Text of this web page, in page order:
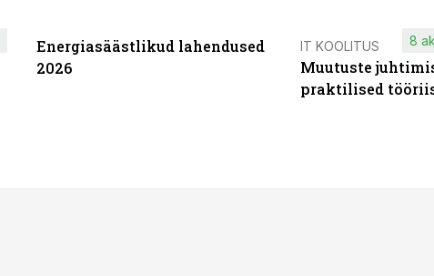
Energiasäästlikud lahendused
2026
IT KOOLITUS
Muutuste
praktilised
8